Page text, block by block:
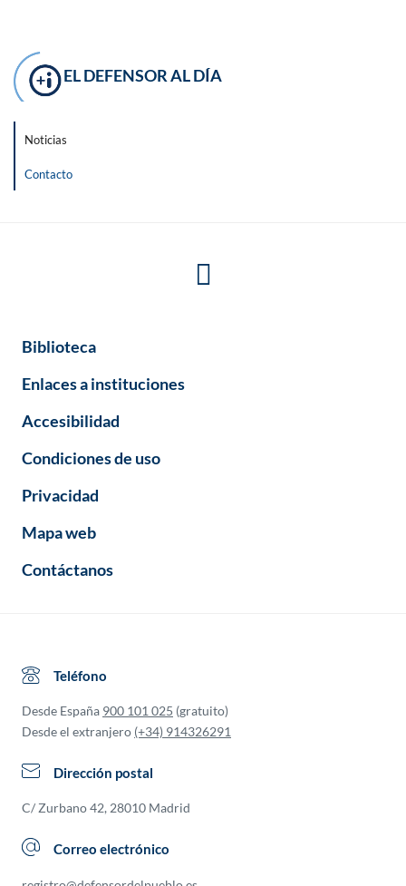
EL DEFENSOR AL DÍA
Noticias
Contacto
Biblioteca
Enlaces a instituciones
Accesibilidad
Condiciones de uso
Privacidad
Mapa web
Contáctanos
Teléfono
Desde España 900 101 025 (gratuito)
Desde el extranjero (+34) 914326291
Dirección postal
C/ Zurbano 42, 28010 Madrid
Correo electrónico